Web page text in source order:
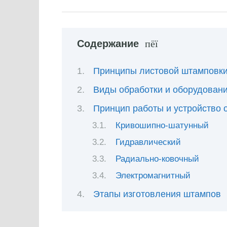
Содержание
Принципы листовой штамповки
Виды обработки и
Принцип работы и устройство
Кривошипно-шатунный
Гидравлический
Радиально-ковочный
Электромагнитный
Этапы изготовления штампов